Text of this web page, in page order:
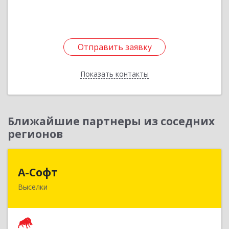
Отправить заявку
Показать контакты
Отправить заявку
Назад
Ближайшие партнеры из соседних
регионов
А-Софт
Выселки353100, Краснодарский край, Выселковский